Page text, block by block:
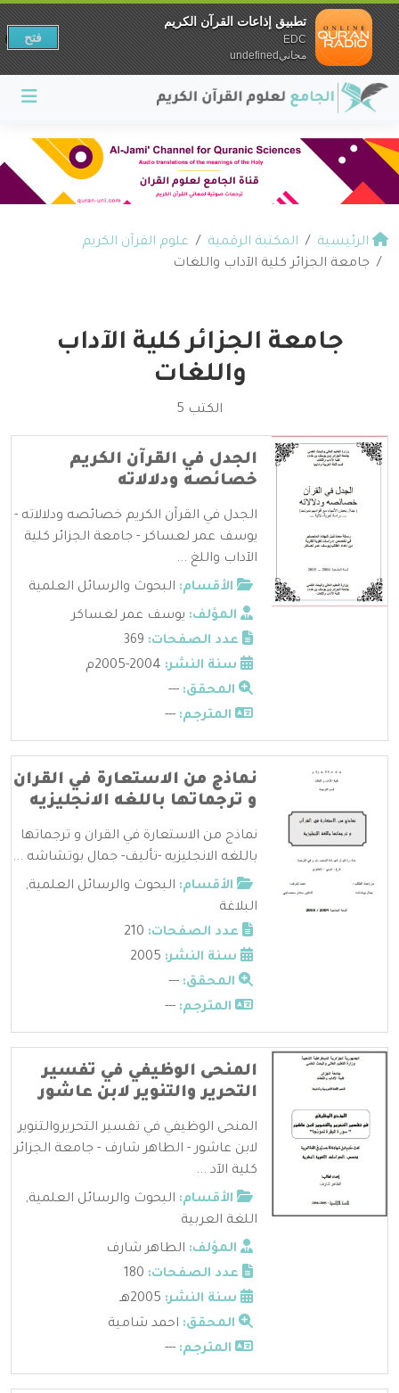
الرئيسية المكتبة الرقمية
علوم القرآن الكريم
جامعة الجزائر كلية الآداب واللغات
جامعة الجزائر كلية الآداب
واللغات
الكتب 5
الجدل في القرآن الكريم
خصائصه ودلالاته
الجدل في القرآن الكريم خصائصه ودلالاته -
يوسف عمر لعساكر - جامعة الجزائر كلية
الآداب واللغ ...
الأقسام: البحوث والرسائل العلمية
المؤلف: يوسف عمر لعساكر
عدد الصفحات:
سنة النشر:
المحقق: ---
المترجم: ---
نماذج من الاستعارة في القران
و ترجماتها باللغه الانجليزيه
نماذج من الاستعارة في القران و ترجماتها
باللغه الانجليزيه -تأليف- جمال بوتشاشه ...
الأقسام: البحوث والرسائل العلمية,
البلاغة
عدد الصفحات:
سنة النشر:
المحقق: ---
المترجم: ---
المنحى الوظيفي في تفسير
التحرير والتنوير لابن عاشور
المنحى الوظيفي في تفسير التحريروالتنوير
لابن عاشور - الطاهر شارف - جامعة الجزائر
كلية الآد ...
الأقسام: البحوث والرسائل العلمية,
اللغة العربية
المؤلف: الطاهر شارف
عدد الصفحات:
سنة النشر:
المحقق: احمد شامية
المترجم: ---
تطبيق إذاعات القرآن الكريم
EDC
مجانيundefined
فتح